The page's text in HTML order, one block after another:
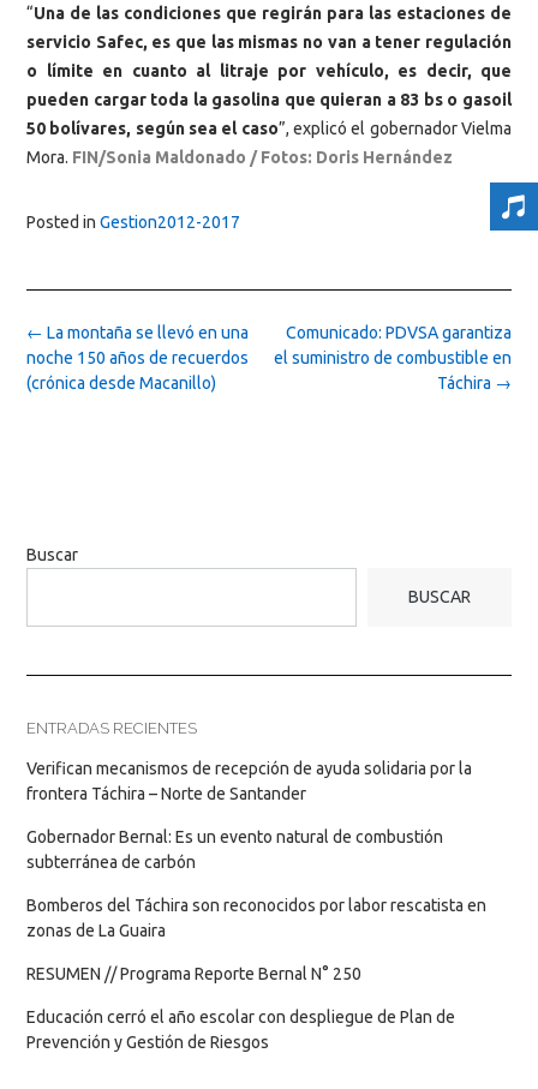
“Una de las condiciones que regirán para las estaciones de
servicio Safec, es que las mismas no van a tener regulación
o límite en cuanto al litraje por vehículo, es decir, que
pueden cargar toda la gasolina que quieran a 83 bs o gasoil
50 bolívares, según sea el caso”, explicó el gobernador Vielma
Mora. FIN/Sonia Maldonado / Fotos: Doris Hernández
Posted in Gestion2012-2017
Post
navigation
Comunicado: PDVSA garantiza
el suministro de combustible en
Táchira →
← La montaña se llevó en una
noche 150 años de recuerdos
(crónica desde Macanillo)
Buscar
BUSCAR
ENTRADAS RECIENTES
Verifican mecanismos de recepción de ayuda solidaria por la
frontera Táchira – Norte de Santander
Gobernador Bernal: Es un evento natural de combustión
subterránea de carbón
Bomberos del Táchira son reconocidos por labor rescatista en
zonas de La Guaira
RESUMEN // Programa Reporte Bernal N° 250
Educación cerró el año escolar con despliegue de Plan de
Prevención y Gestión de Riesgos